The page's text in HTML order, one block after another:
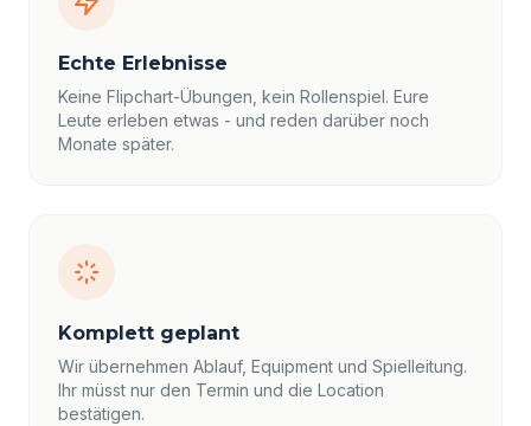
Echte Erlebnisse
Keine Flipchart-Übungen, kein Rollenspiel. Eure
Leute erleben etwas - und reden darüber noch
Monate später.
Komplett geplant
Wir übernehmen Ablauf, Equipment und Spielleitung.
Ihr müsst nur den Termin und die Location
bestätigen.